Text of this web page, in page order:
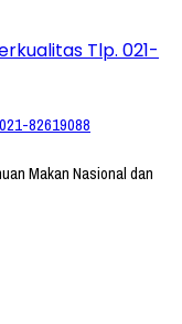
82619088
Makan Nasional dan